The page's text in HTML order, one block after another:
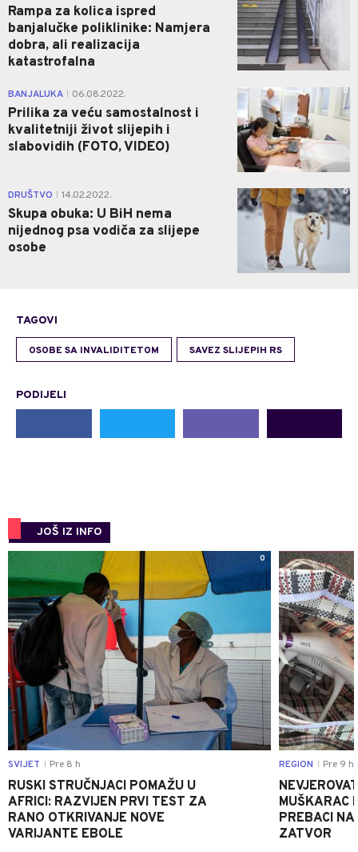
Rampa za kolica ispred
banjalučke poliklinike: Namjera
dobra, ali realizacija
katastrofalna
BANJALUKA 06.08.2022.
Prilika za veću samostalnost i
kvalitetniji život slijepih i
slabovidih (FOTO, VIDEO)
0
DRUŠTVO 14.02.2022.
Skupa obuka: U BiH nema
nijednog psa vodiča za slijepe
osobe
0
TAGOVI
OSOBE SA INVALIDITETOM SAVEZ SLIJEPIH RS
PODIJELI
JOŠ IZ INFO
0
SVIJET Pre 8 h
RUSKI STRUČNJACI POMAŽU U
AFRICI: RAZVIJEN PRVI TEST ZA
RANO OTKRIVANJE NOVE
VARIJANTE EBOLE
REGION Pre 9 h
MUŠKARAC
PREBACI
ZATVOR